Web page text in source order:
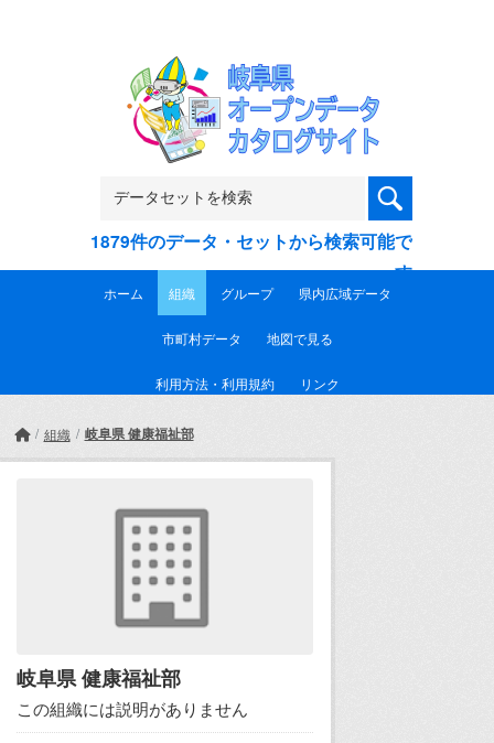
1879件のデータ・セットから検索可能で
す
ホーム 組織 グループ 県内広域データ
市町村データ 地図で見る
利用方法・利用規約 リンク
組織 岐阜県 健康福祉部
岐阜県 健康福祉部
この組織には説明がありません